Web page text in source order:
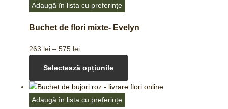
Adaugă în lista cu preferințe
Buchet de flori mixte- Evelyn
263 lei – 575 lei
Selectează opțiunile
Adaugă în lista cu preferințe